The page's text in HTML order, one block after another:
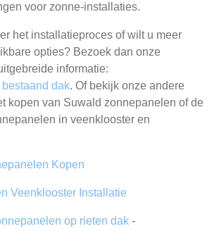
voor zonne-installaties.
het installatieproces of wilt u meer
opties? Bezoek dan onze
informatie:
dak. Of bekijk onze andere
kopen van Suwald zonnepanelen of de
in veenklooster en
Kopen
Veenklooster Installatie
op rieten dak -